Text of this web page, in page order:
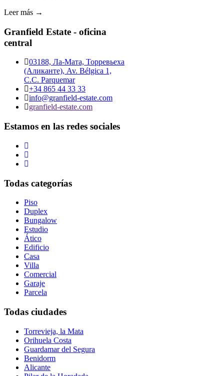
Leer más →
Granfield Estate - oficina
central
03188, Ла-Мата, Торревьеха
(Аликанте), Av. Bélgica 1,
C.C. Parquemar
+34 865 44 33 33
info@granfield-estate.com
granfield-estate.com
Estamos en las redes sociales
Todas categorías
Piso
Duplex
Bungalow
Estudio
Ático
Edificio
Casa
Villa
Comercial
Garaje
Parcela
Todas ciudades
Torrevieja, la Mata
Orihuela Costa
Guardamar del Segura
Benidorm
Alicante